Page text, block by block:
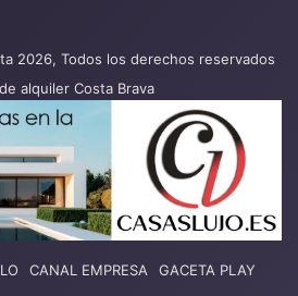
2026, Todos los derechos reservados
alquiler Costa Brava
CANAL EMPRESA
GACETA PLAY